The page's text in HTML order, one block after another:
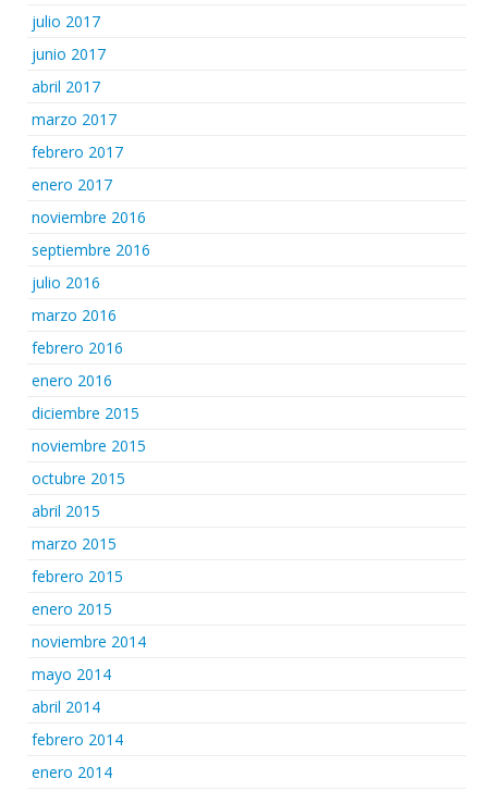
julio 2017
junio 2017
abril 2017
marzo 2017
febrero 2017
enero 2017
noviembre 2016
septiembre 2016
julio 2016
marzo 2016
febrero 2016
enero 2016
diciembre 2015
noviembre 2015
octubre 2015
abril 2015
marzo 2015
febrero 2015
enero 2015
noviembre 2014
mayo 2014
abril 2014
febrero 2014
enero 2014